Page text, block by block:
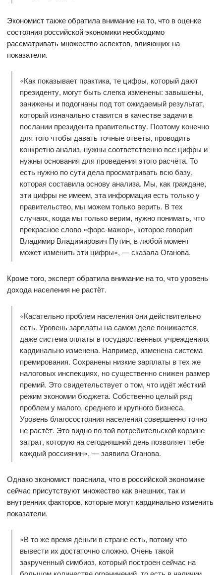
Экономист также обратила внимание на то, что в оценке
состояния российской экономики необходимо
рассматривать множество аспектов, влияющих на
показатели.
«Как показывает практика, те цифры, который дают
президенту, могут быть слегка изменены: завышены,
занижены и подогнаны под тот ожидаемый результат,
который изначально ставится в качестве задачи в
послании президента правительству. Поэтому конечно
для того чтобы давать точные ответы, проводить
конкретно анализ, нужны соответственно все цифры и
нужны основания для проведения этого расчёта. То
есть нужно по сути дела просматривать всю базу,
которая составила основу анализа. Мы, как граждане,
эти цифры не имеем, эта информация есть только у
правительство, мы можем только верить. В тех
случаях, когда мы только верим, нужно понимать, что
прекрасное слово «форс-мажор», которое говорил
Владимир Владимирович Путин, в любой момент
может изменить эти цифры», — сказала Оганова.
Кроме того, эксперт обратила внимание на то, что уровень
дохода населения не растёт.
«Касательно проблем населения они действительно
есть. Уровень зарплаты на самом деле понижается,
даже система оплаты в государственных учреждениях
кардинально изменена. Например, изменена система
премирования. Сохранены низкие зарплаты в тех же
налоговых инспекциях, но существенно снижен размер
премий. Это свидетельствует о том, что идёт жёсткий
режим экономии бюджета. Собственно целый ряд
проблем у малого, среднего и крупного бизнеса.
Уровень благосостояния населения совершенно точно
не растёт. Это видно по той потребительской корзине
затрат, которую на сегодняшний день позволяет тебе
каждый россиянин», — заявила Оганова.
Однако экономист пояснила, что в российской экономике
сейчас присутствуют множество как внешних, так и
внутренних факторов, которые могут кардинально изменить
показатели.
«В то же время деньги в стране есть, потому что
вывести их достаточно сложно. Очень такой
закрученный симбиоз, который построен сейчас на